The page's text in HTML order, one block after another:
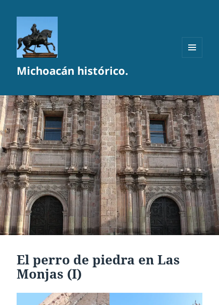
Michoacán histórico.
El perro de piedra en Las
Monjas (I)